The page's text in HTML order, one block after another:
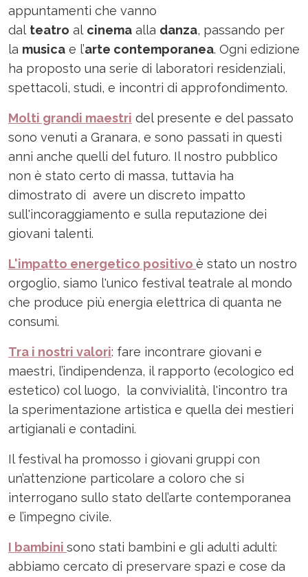
appuntamenti che vanno
dal teatro al cinema alla danza, passando per
la musica e l’arte contemporanea. Ogni edizione
ha proposto una serie di laboratori residenziali,
spettacoli, studi, e incontri di approfondimento.
Molti grandi maestri del presente e del passato
sono venuti a Granara, e sono passati in questi
anni anche quelli del futuro. Il nostro pubblico
non è stato certo di massa, tuttavia ha
dimostrato di avere un discreto impatto
sull'incoraggiamento e sulla reputazione dei
giovani talenti.
L'impatto energetico positivo è stato un nostro
orgoglio, siamo l'unico festival teatrale al mondo
che produce più energia elettrica di quanta ne
consumi.
Tra i nostri valori: fare incontrare giovani e
maestri, l’indipendenza, il rapporto (ecologico ed
estetico) col luogo, la convivialità, l'incontro tra
la sperimentazione artistica e quella dei mestieri
artigianali e contadini.
Il festival ha promosso i giovani gruppi con
un’attenzione particolare a coloro che si
interrogano sullo stato dell’arte contemporanea
e l’impegno civile.
I bambini sono stati bambini e gli adulti adulti:
abbiamo cercato di preservare spazi e cose da